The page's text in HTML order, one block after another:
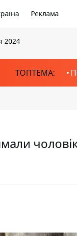
Реклама
2024
ТОПТЕМА: